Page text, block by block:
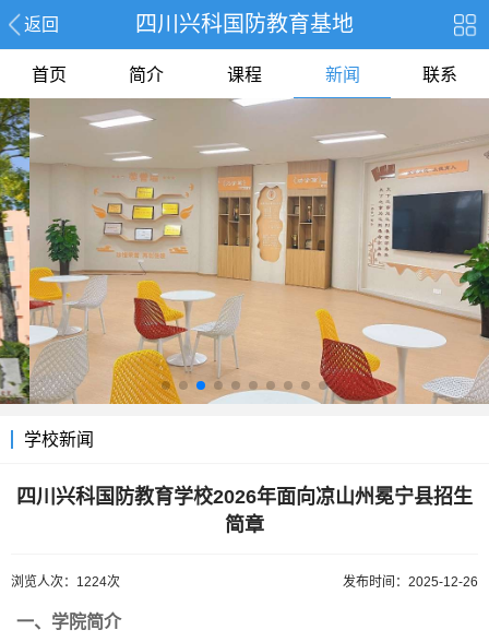
返回 四川兴科国防教育基地
首页 简介 课程 新闻 联系
学校新闻
四川兴科国防教育学校2026年面向凉山州冕宁县招生
简章
浏览人次：1224次 发布时间：2025-12-26
一、学院简介